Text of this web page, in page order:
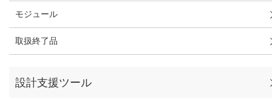
モジュール
取扱終了品
設計支援ツール